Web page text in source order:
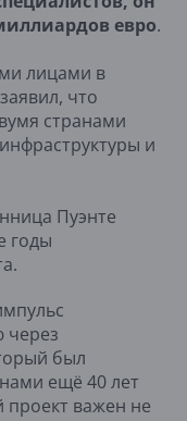
евро.
лицами в
что
странами
и
Пуэнте
годы
через
был
ещё 40 лет
проект важен не